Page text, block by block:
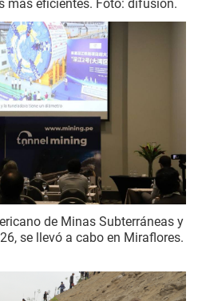
más eficientes. Foto: difusión.
de Minas Subterráneas y
se llevó a cabo en Miraflores.